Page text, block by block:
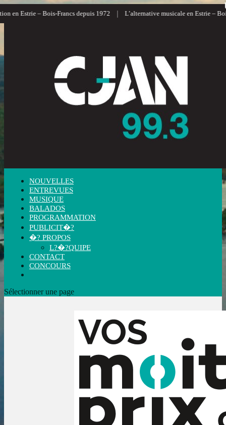
en Estrie – Bois-Francs depuis 1972 L’alternative musicale en Estrie –
NOUVELLES
ENTREVUES
MUSIQUE
BALADOS
PROGRAMMATION
PUBLICIT�?
�? PROPOS
L?�?QUIPE
CONTACT
CONCOURS
Sélectionner une page